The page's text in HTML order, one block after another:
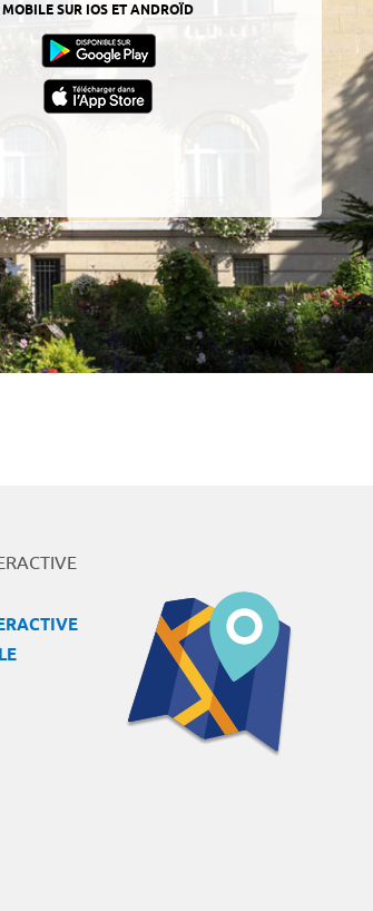
MOBILE SUR IOS ET ANDROÏD